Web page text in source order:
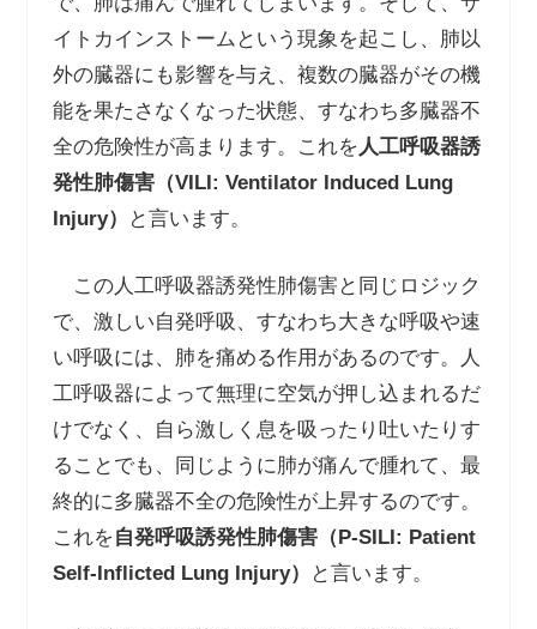
イトカインストームという現象を起こし、肺以
外の臓器にも影響を与え、複数の臓器がその機
能を果たさなくなった状態、すなわち多臓器不
全の危険性が高まります。これを人工呼吸器誘
発性肺傷害（VILI: Ventilator Induced Lung
Injury）
と言います。
この人工呼吸器誘発性肺傷害と同じロジック
で、激しい自発呼吸、すなわち大きな呼吸や速
い呼吸には、肺を痛める作用があるのです。人
工呼吸器によって無理に空気が押し込まれるだ
けでなく、自ら激しく息を吸ったり吐いたりす
ることでも、同じように肺が痛んで腫れて、最
終的に多臓器不全の危険性が上昇するのです。
これを自発呼吸誘発性肺傷害（P-SILI: Patient
Self-Inflicted Lung Injury）
と言います。